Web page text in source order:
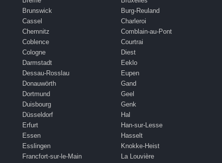
Brunswick
Cassel
Chemnitz
Coblence
Cologne
Darmstadt
Dessau-Rosslau
Donauwörth
Dortmund
Duisbourg
Düsseldorf
Erfurt
Essen
Esslingen
Francfort-sur-le-Main
Burg-Reuland
Charleroi
Comblain-au-Pont
Courtrai
Diest
Eeklo
Eupen
Gand
Geel
Genk
Hal
Han-sur-Lesse
Hasselt
Knokke-Heist
La Louvière